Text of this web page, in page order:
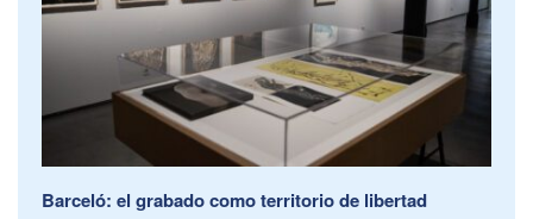
Barceló: el grabado como territorio de libertad